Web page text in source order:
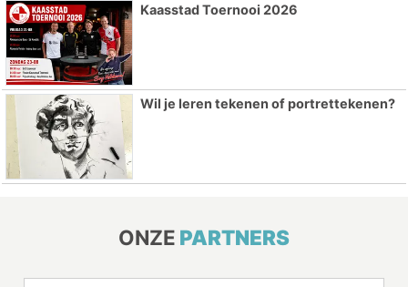
Kaasstad Toernooi 2026
Wil je leren tekenen of portrettekenen?
ONZE PARTNERS